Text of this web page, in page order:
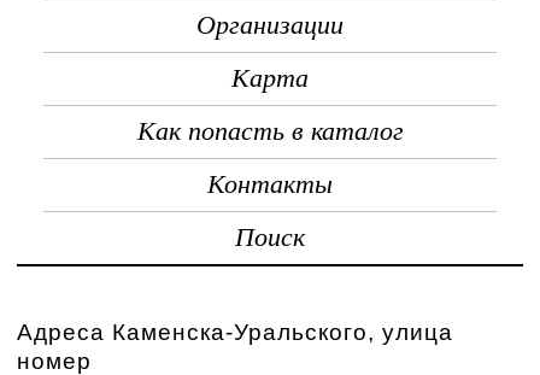
Организации
Карта
Как попасть в каталог
Контакты
Поиск
Адреса Каменска-Уральского, улица
номер